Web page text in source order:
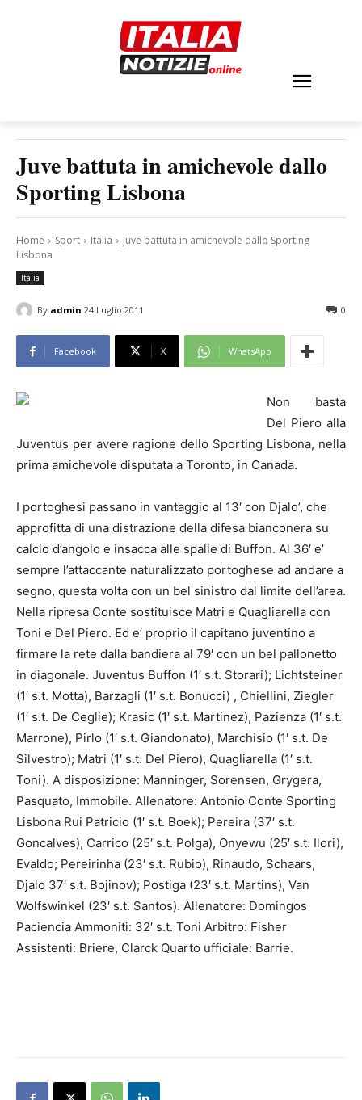
Juve battuta in amichevole dallo
Sporting Lisbona
Home Sport Italia
Juve battuta in amichevole dallo Sporting
Lisbona
Italia
By admin 24 Luglio 2011 0
Facebook X WhatsApp
Non basta
Del Piero alla
Juventus per avere ragione dello Sporting Lisbona, nella
prima amichevole disputata a Toronto, in Canada.
I portoghesi passano in vantaggio al 13′ con Djalo’, che
approfitta di una distrazione della difesa bianconera su
calcio d’angolo e insacca alle spalle di Buffon. Al 36′ e’
sempre l’attaccante naturalizzato portoghese ad andare a
segno, questa volta con un bel sinistro dal limite dell’area.
Nella ripresa Conte sostituisce Matri e Quagliarella con
Toni e Del Piero. Ed e’ proprio il capitano juventino a
firmare la rete dalla bandiera al 79′ con un bel pallonetto
in diagonale. Juventus Buffon (1′ s.t. Storari); Lichtsteiner
(1′ s.t. Motta), Barzagli (1′ s.t. Bonucci) , Chiellini, Ziegler
(1′ s.t. De Ceglie); Krasic (1′ s.t. Martinez), Pazienza (1′ s.t.
Marrone), Pirlo (1′ s.t. Giandonato), Marchisio (1′ s.t. De
Silvestro); Matri (1′ s.t. Del Piero), Quagliarella (1′ s.t.
Toni). A disposizione: Manninger, Sorensen, Grygera,
Pasquato, Immobile. Allenatore: Antonio Conte Sporting
Lisbona Rui Patricio (1′ s.t. Boek); Pereira (37′ s.t.
Goncalves), Carrico (25′ s.t. Polga), Onyewu (25′ s.t. Ilori),
Evaldo; Pereirinha (23′ s.t. Rubio), Rinaudo, Schaars,
Djalo 37′ s.t. Bojinov); Postiga (23′ s.t. Martins), Van
Wolfswinkel (23′ s.t. Santos). Allenatore: Domingos
Paciencia Ammoniti: 32′ s.t. Toni Arbitro: Fisher
Assistenti: Briere, Clarck Quarto ufficiale: Barrie.